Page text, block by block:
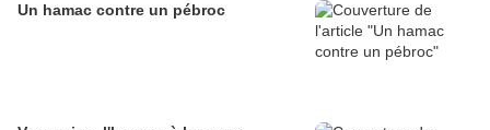
Un hamac contre un pébroc